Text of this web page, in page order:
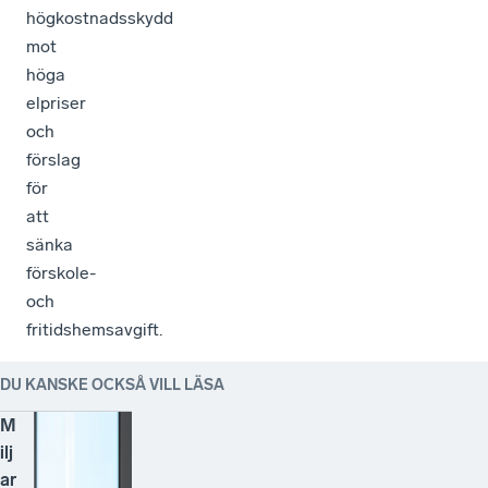
högkostnadsskydd
mot
höga
elpriser
och
förslag
för
att
sänka
förskole-
och
fritidshemsavgift.
DU KANSKE OCKSÅ VILL LÄSA
M
ilj
ar